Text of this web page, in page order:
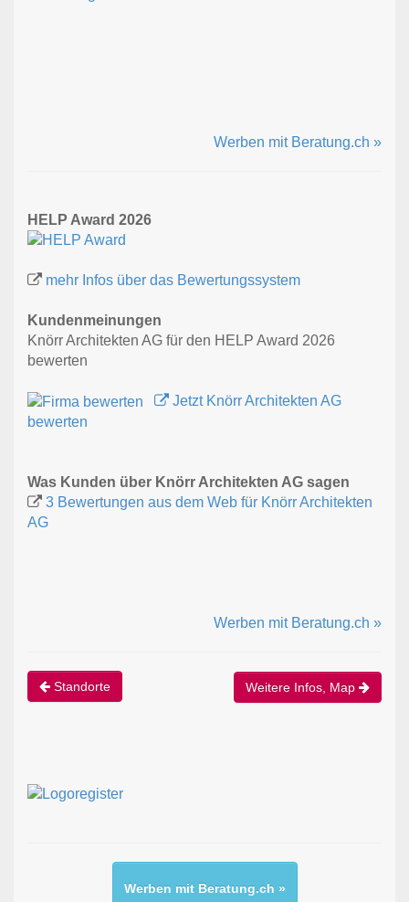
Werben mit Beratung.ch »
HELP Award 2026
mehr Infos über das Bewertungssystem
Kundenmeinungen
Knörr Architekten AG für den HELP Award 2026
bewerten
Jetzt Knörr Architekten AG
bewerten
Was Kunden über Knörr Architekten AG sagen
3 Bewertungen aus dem Web für Knörr Architekten
AG
Werben mit Beratung.ch »
Standorte Weitere Infos, Map
Werben mit Beratung.ch »